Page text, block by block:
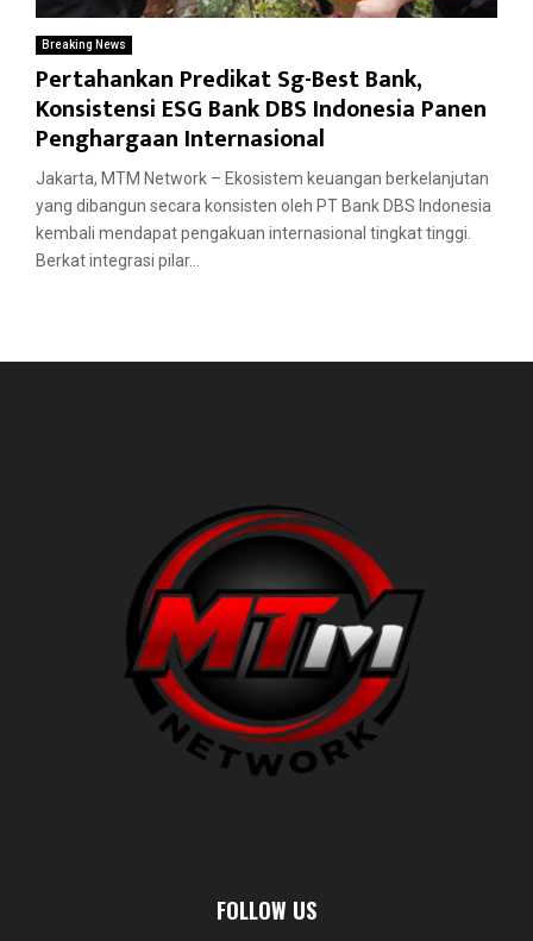
Breaking News
Pertahankan Predikat Sg-Best Bank,
Konsistensi ESG Bank DBS Indonesia Panen
Penghargaan Internasional
Jakarta, MTM Network – Ekosistem keuangan berkelanjutan
yang dibangun secara konsisten oleh PT Bank DBS Indonesia
kembali mendapat pengakuan internasional tingkat tinggi.
Berkat integrasi pilar...
FOLLOW US